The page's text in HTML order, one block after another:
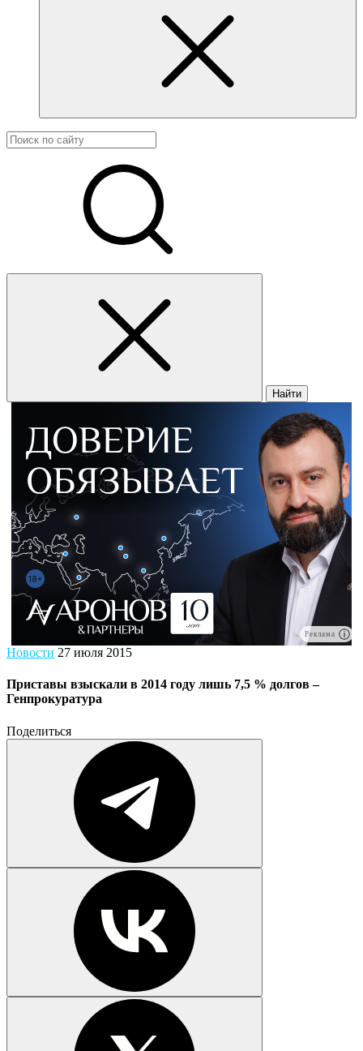
Найти
Реклама
Новости 27 июля 2015
Приставы взыскали в 2014 году лишь 7,5 % долгов –
Генпрокуратура
Поделиться